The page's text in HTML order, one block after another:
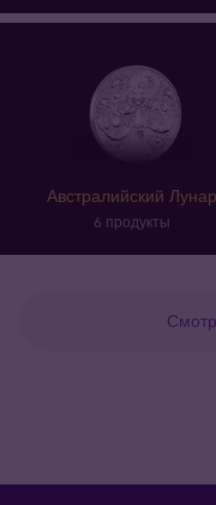
Австралийский Лунар
6 продукты